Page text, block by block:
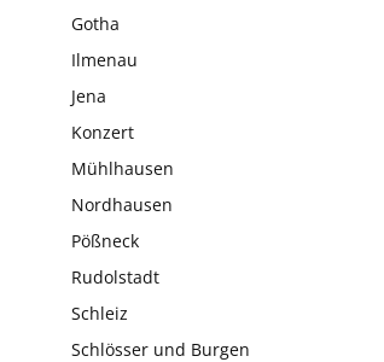
Gotha
Ilmenau
Jena
Konzert
Mühlhausen
Nordhausen
Pößneck
Rudolstadt
Schleiz
Schlösser und Burgen